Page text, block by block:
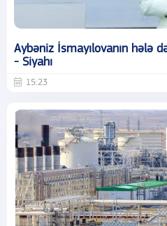
Aybəniz İsmayılovanın hələ
- Siyahı
15:23